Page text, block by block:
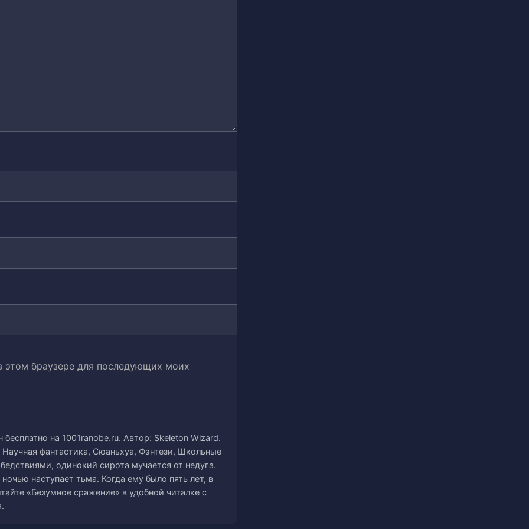
этом браузере для последующих моих
на 1001ranobe.ru. Автор: Skeleton Wizard.
фантастика, Сюаньхуа, Фэнтези, Школьные
одинокий сирота мучается от недуга.
наступает тьма. Когда ему было пять лет, в
«Безумное сражение» в удобной читалке с